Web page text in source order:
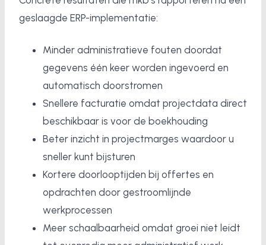
geslaagde ERP-implementatie:
Minder administratieve fouten doordat
gegevens één keer worden ingevoerd en
automatisch doorstromen
Snellere facturatie omdat projectdata direct
beschikbaar is voor de boekhouding
Beter inzicht in projectmarges waardoor u
sneller kunt bijsturen
Kortere doorlooptijden bij offertes en
opdrachten door gestroomlijnde
werkprocessen
Meer schaalbaarheid omdat groei niet leidt